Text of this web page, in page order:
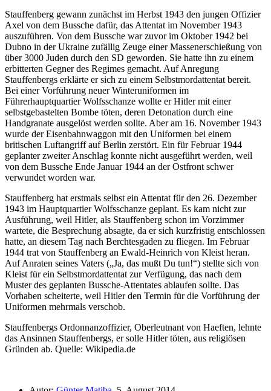
Stauffenberg gewann zunächst im Herbst 1943 den jungen Offizier
Axel von dem Bussche dafür, das Attentat im November 1943
auszuführen. Von dem Bussche war zuvor im Oktober 1942 bei
Dubno in der Ukraine zufällig Zeuge einer Massenerschießung von
über 3000 Juden durch den SD geworden. Sie hatte ihn zu einem
erbitterten Gegner des Regimes gemacht. Auf Anregung
Stauffenbergs erklärte er sich zu einem Selbstmordattentat bereit.
Bei einer Vorführung neuer Winteruniformen im
Führerhauptquartier Wolfsschanze wollte er Hitler mit einer
selbstgebastelten Bombe töten, deren Detonation durch eine
Handgranate ausgelöst werden sollte. Aber am 16. November 1943
wurde der Eisenbahnwaggon mit den Uniformen bei einem
britischen Luftangriff auf Berlin zerstört. Ein für Februar 1944
geplanter zweiter Anschlag konnte nicht ausgeführt werden, weil
von dem Bussche Ende Januar 1944 an der Ostfront schwer
verwundet worden war.
Stauffenberg hat erstmals selbst ein Attentat für den 26. Dezember
1943 im Hauptquartier Wolfsschanze geplant. Es kam nicht zur
Ausführung, weil Hitler, als Stauffenberg schon im Vorzimmer
wartete, die Besprechung absagte, da er sich kurzfristig entschlossen
hatte, an diesem Tag nach Berchtesgaden zu fliegen. Im Februar
1944 trat von Stauffenberg an Ewald-Heinrich von Kleist heran.
Auf Anraten seines Vaters ( Ja, das mußt Du tun! ) stellte sich von
Kleist für ein Selbstmordattentat zur Verfügung, das nach dem
Muster des geplanten Bussche-Attentates ablaufen sollte. Das
Vorhaben scheiterte, weil Hitler den Termin für die Vorführung der
Uniformen mehrmals verschob.
Stauffenbergs Ordonnanzoffizier, Oberleutnant von Haeften, lehnte
das Ansinnen Stauffenbergs, er solle Hitler töten, aus religiösen
Gründen ab. Quelle: Wikipedia.de